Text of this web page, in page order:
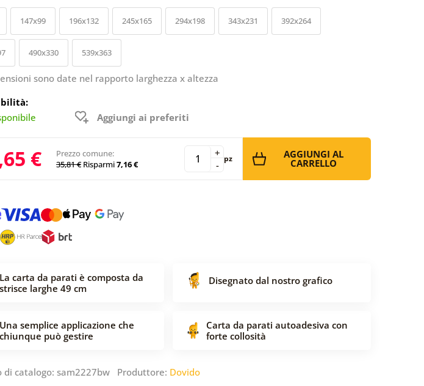
147x99 196x132 245x165 294x198 343x231 392x264
490x330 539x363
sono date nel rapporto larghezza x altezza
Aggiungi ai preferiti
€
Prezzo comune:
35,81 € Risparmi7,16 € -
+ pz AGGIUNGI AL
CARRELLO
La carta da parati è composta da
strisce larghe 49 cm
Disegnato dal nostro grafico
Una semplice applicazione che
chiunque può gestire
Carta da parati autoadesiva con
forte collosità
di catalogo: sam2227bw Produttore: Dovido